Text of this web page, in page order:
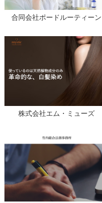
合同会社ポードルーティーン
株式会社エム・ミューズ